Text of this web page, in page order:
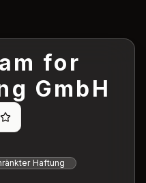
for
GmbH
Haftung